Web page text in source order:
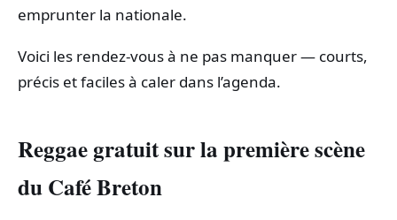
emprunter la nationale.
Voici les rendez‑vous à ne pas manquer — courts,
précis et faciles à caler dans l’agenda.
Reggae gratuit sur la première scène
du Café Breton